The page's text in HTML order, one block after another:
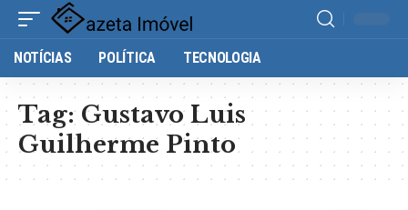
NOTÍCIAS POLÍTICA TECNOLOGIA
Tag: Gustavo Luis
Guilherme Pinto